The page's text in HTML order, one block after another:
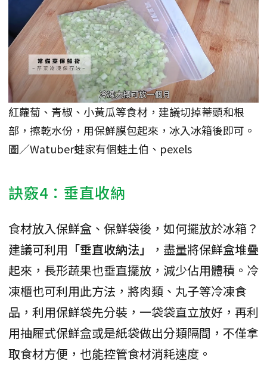
紅蘿蔔、青椒、小黃瓜等食材，建議切掉蒂頭和根
部，擦乾水份，用保鮮膜包起來，冰入冰箱後即可。
圖／Watuber蛙家有個蛙土伯、pexels
訣竅4：垂直收納
食材放入保鮮盒、保鮮袋後，如何擺放於冰箱？
建議可利用 「垂直收納法」
，盡量將保鮮盒堆疊
起來，長形蔬果也垂直擺放，減少佔用體積。冷
凍櫃也可利用此方法，將肉類、丸子等冷凍食
品，利用保鮮袋先分裝，一袋袋直立放好，再利
用抽屜式保鮮盒或是紙袋做出分類隔間，不僅拿
取食材方便，也能控管食材消耗速度。